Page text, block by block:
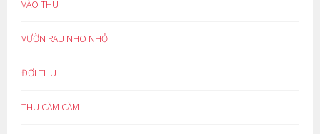
VÀO THU
VƯỜN RAU NHO NHỎ
ĐỢI THU
THU CĂM CĂM